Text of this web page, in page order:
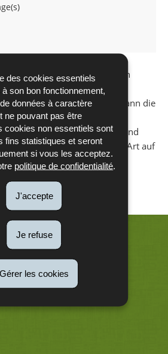
des cookies essentiels
son bon fonctionnement,
données à caractère
ne pouvant pas être
cookies non essentiels sont
fins statistiques et seront
si vous les acceptez.
politique de confidentialité.
J'accepte
Je refuse
Gérer les cookies
ist eine Pflanze die sich in den
verstärkt ausbreitet. Da sie
Weidetiere schädlich sind, kann die
eingestuft werden. Dieses
Kreuzkraut zu erkennen und
und Bekämpfung der Art auf
2017